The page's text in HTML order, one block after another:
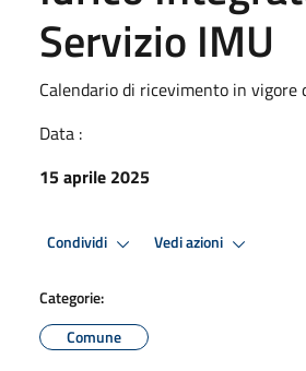
Servizio IMU
Calendario di ricevimento in vigore
Data :
15 aprile 2025
Condividi Vedi azioni
Categorie:
Comune